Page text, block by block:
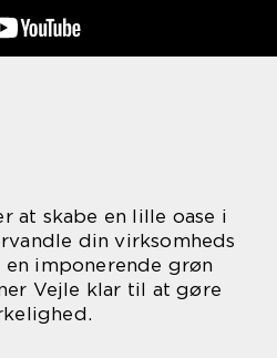
at skabe en lille oase i
din virksomheds
imponerende grøn
Vejle klar til at gøre